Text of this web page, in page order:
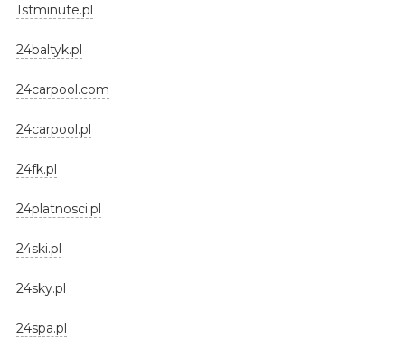
1stminute.pl
24baltyk.pl
24carpool.com
24carpool.pl
24fk.pl
24platnosci.pl
24ski.pl
24sky.pl
24spa.pl